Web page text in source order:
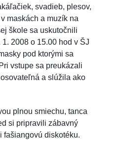
svadieb, plesov,
maskách a muzík na
škole sa uskutočnili
2008 o 15.00 hod v ŠJ
pod ktorými sa
vstupe sa preukázali
a slúžila ako
plnou smiechu, tanca
si pripravili zábavný
fašiangovú diskotéku.